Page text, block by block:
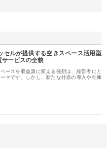
セルが提供する空きスペース活用型
サービスの全貌
ースを収益源に変える発想は、経営者にと
マです。しかし、新たな什器の導入や在庫